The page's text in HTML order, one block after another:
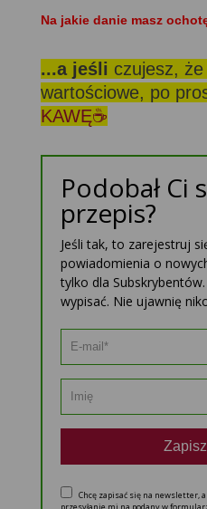
Na jakie danie masz
...a jeśli czujesz,
wartościowe, po
KAWĘ☕
Podobał Ci
przepis?
Jeśli tak, to zarejestruj
powiadomienia o
tylko dla
wypisać. Nie ujawnię
Chcę zapisać się na newsletter,
przesyłanie mi na podany w